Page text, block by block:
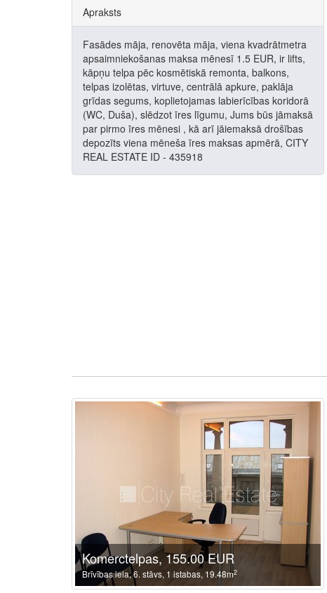
Apraksts
Fasādes māja, renovēta māja, viena kvadrātmetra
apsaimniekošanas maksa mēnesī 1.5 EUR, ir lifts,
kāpņu telpa pēc kosmētiskā remonta, balkons,
telpas izolētas, virtuve, centrālā apkure, paklāja
grīdas segums, koplietojamas labierīcības koridorā
(WC, Duša), slēdzot īres līgumu, Jums būs jāmaksā
par pirmo īres mēnesi , kā arī jāiemaksā drošības
depozīts viena mēneša īres maksas apmērā, CITY
REAL ESTATE ID - 435918
Komerctelpas, 155.00 EUR
Brīvības iela, 6. stāvs, 1 istabas, 19.48m2